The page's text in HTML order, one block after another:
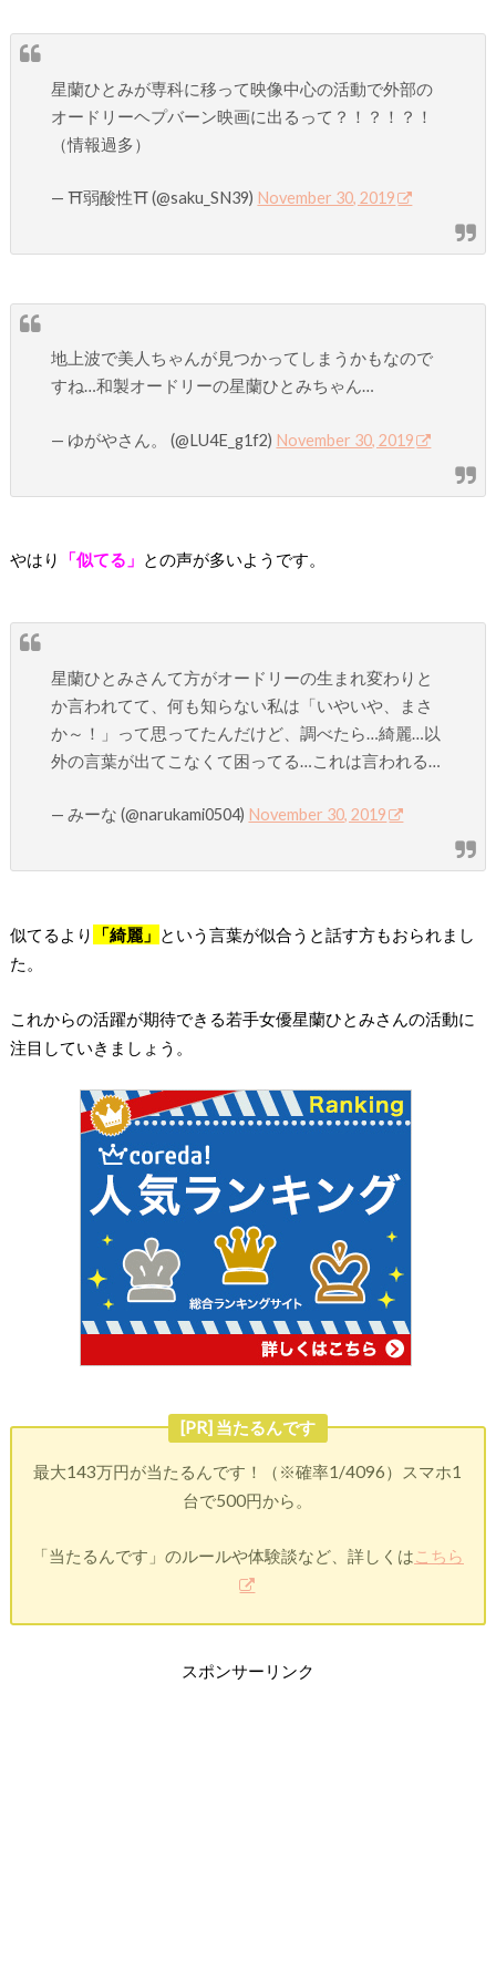
星蘭ひとみが専科に移って映像中心の活動で外部の
オードリーヘプバーン映画に出るって？！？！？！
（情報過多）
— ⛩弱酸性⛩ (@saku_SN39) November 30, 2019
地上波で美人ちゃんが見つかってしまうかもなので
すね…和製オードリーの星蘭ひとみちゃん…
— ゆがやさん。 (@LU4E_g1f2) November 30, 2019
やはり 「似てる」 との声が多いようです。
星蘭ひとみさんて方がオードリーの生まれ変わりと
か言われてて、何も知らない私は「いやいや、まさ
か～！」って思ってたんだけど、調べたら…綺麗…以
外の言葉が出てこなくて困ってる…これは言われる…
— みーな (@narukami0504) November 30, 2019
似てるより 「綺麗」 という言葉が似合うと話す方もおられまし
た。
これからの活躍が期待できる若手女優星蘭ひとみさんの活動に
注目していきましょう。
[PR] 当たるんです
最大143万円が当たるんです！（※確率1/4096）スマホ1
台で500円から。
「当たるんです」のルールや体験談など、詳しくは こちら
スポンサーリンク